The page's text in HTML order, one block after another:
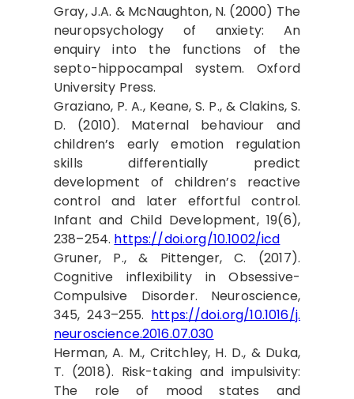
Gray, J.A. & McNaughton, N. (2000) The
neuropsychology of anxiety: An
enquiry into the functions of the
septo-hippocampal system. Oxford
University Press.
Graziano, P. A., Keane, S. P., & Clakins, S.
D. (2010). Maternal behaviour and
children’s early emotion regulation
skills differentially predict
development of children’s reactive
control and later effortful control.
Infant and Child Development, 19(6),
238–254. https://doi.org/10.1002/icd
Gruner, P., & Pittenger, C. (2017).
Cognitive inflexibility in Obsessive-
Compulsive Disorder. Neuroscience,
345, 243–255. https://doi.org/10.1016/j.
neuroscience.2016.07.030
Herman, A. M., Critchley, H. D., & Duka,
T. (2018). Risk-taking and impulsivity:
The role of mood states and